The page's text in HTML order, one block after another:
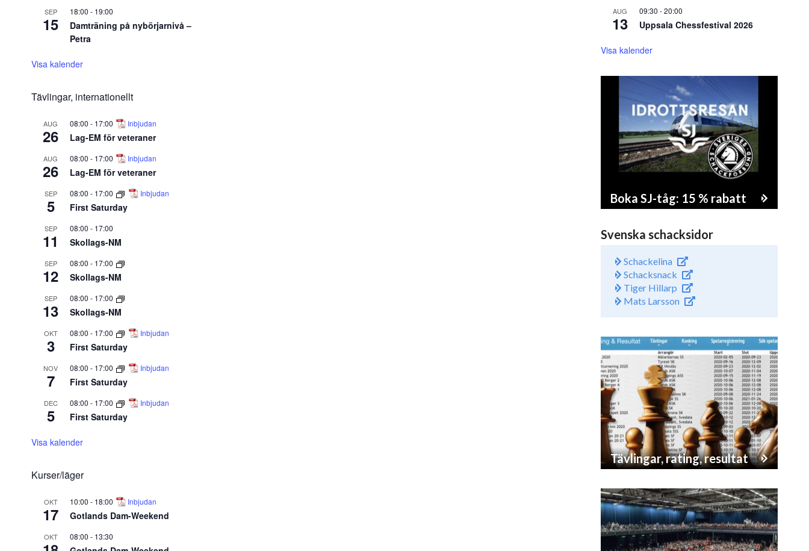
SEP
15
18:00 - 19:00
Damträning på nybörjarnivå –
Petra
Visa kalender
Tävlingar, internationellt
AUG
26
08:00 - 17:00 Inbjudan
Lag-EM för veteraner
AUG
26
08:00 - 17:00 Inbjudan
Lag-EM för veteraner
SEP
5
08:00 - 17:00 Inbjudan
First Saturday
SEP
11
08:00 - 17:00
Skollags-NM
SEP
12
08:00 - 17:00
Skollags-NM
SEP
13
08:00 - 17:00
Skollags-NM
OKT
3
08:00 - 17:00 Inbjudan
First Saturday
NOV
7
08:00 - 17:00 Inbjudan
First Saturday
DEC
5
08:00 - 17:00 Inbjudan
First Saturday
Visa kalender
Kurser/läger
OKT
17
10:00 - 18:00 Inbjudan
Gotlands Dam-Weekend
OKT 08:00 - 13:30
AUG
13
09:30 -20:00
Uppsala Chessfestival 2026
Visa kalender
Boka SJ-tåg: 15 % rabatt
Svenska schacksidor
Schackelina
Schacksnack
Tiger Hillarp
Mats Larsson
Tävlingar, rating, resultat